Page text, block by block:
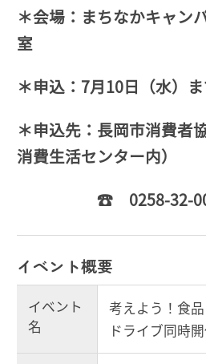
＊会場：まちなかキャ
室
＊申込：7月10日（水）
＊申込先：長岡市消費者
消費生活センター内）
☎ 0258-32-
イベント概要
イベント
名
考えよう！食
ドライブ同時開